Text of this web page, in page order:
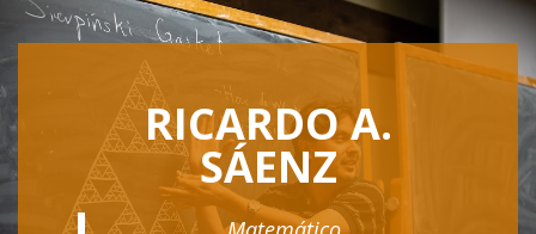
RICARDO A.
SÁENZ